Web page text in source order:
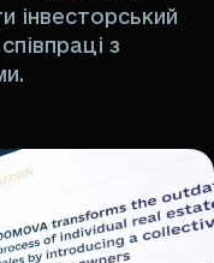
інвесторський
з